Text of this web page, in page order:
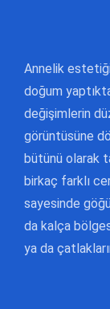
Annelik
doğum
değişimlerin
görüntüsüne
bütünü olarak
birkaç farklı
sayesinde
da kalça
ya da